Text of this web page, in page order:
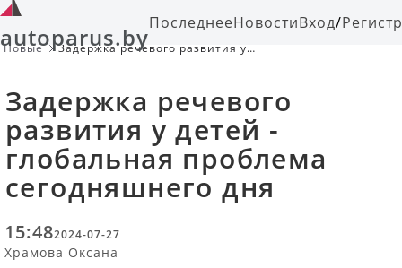
autoparus.byПоследнееНовостиВход/
Новые
Задержка речевого развития у
Задержка речевого
развития у детей -
глобальная проблема
сегодняшнего дня
15:482024-07-27
Храмова Оксана